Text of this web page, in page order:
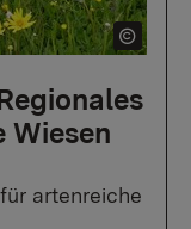
Wiesen
artenreiche